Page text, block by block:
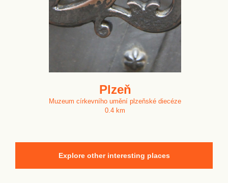
Plzeň
Muzeum církevního umění plzeňské diecéze
0.4 km
Explore other interesting places